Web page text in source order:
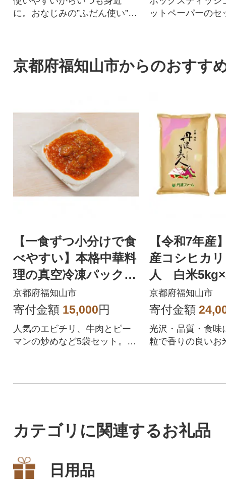
に。おなじみの”ふだん使い”の
ットペーパーのセ
京都府福知山市からのおすす
【一食ずつ小分けで食
べやすい】本格中華料
理の真空冷凍パック3
種セット 計5パック
京都府福知山市
寄付金額 15,000円
人気のエビチリ、牛肉とピー
マンの炒めなど5袋セット。冷
【令和7年産
産コシヒカ
人 白米
京都府福知山市
寄付金額
光沢・品質・食味
粒で香りの良いお
カテゴリに関連するお礼品
日用品